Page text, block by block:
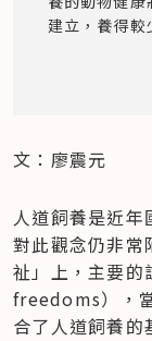
建立，養得較
文：廖震元
人道飼養是近
對此觀念仍非常
祉」上，主要
freedoms），
合了人道飼養的